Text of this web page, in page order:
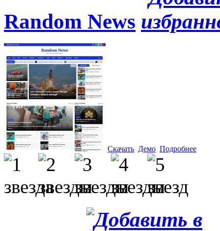
Random News
Скачать Демо Подробнее